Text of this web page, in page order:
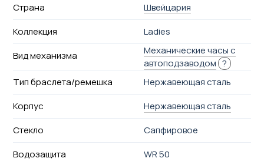
Страна
Швейцария
Коллекция
Ladies
Вид механизма
Механические часы с
автоподзаводом ?
Тип браслета/ремешка
Нержавеющая сталь
Корпус
Нержавеющая сталь
Стекло
Сапфировое
Водозащита
WR 50